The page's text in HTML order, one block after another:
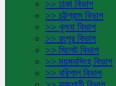
>> ঢাকা বিভাগ
>> চট্টগ্রাম বিভাগ
>> খুলনা বিভাগ
>> রংপুর বিভাগ
>> সিলেট বিভাগ
>> ময়মনসিংহ বিভাগ
>> বরিশাল বিভাগ